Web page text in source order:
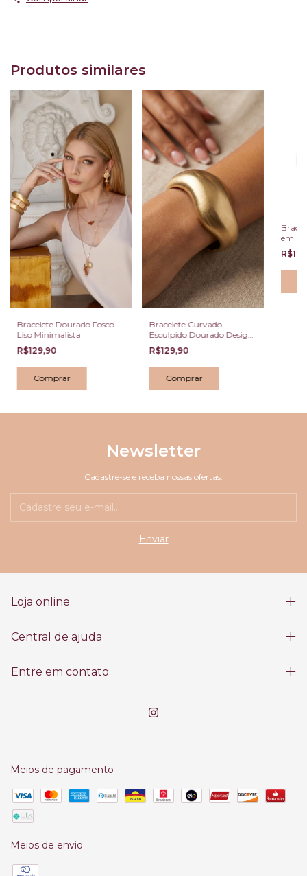
Produtos similares
Bracelete Dourado Fosco
Liso Minimalista
R$129,90
Bracelete Curvado
Esculpido Dourado Design
Orgânico
R$129,90
em
Newsletter
Cadastre-se e receba nossas ofertas.
Loja online
Central de ajuda
Entre em contato
Meios de pagamento
Meios de envio